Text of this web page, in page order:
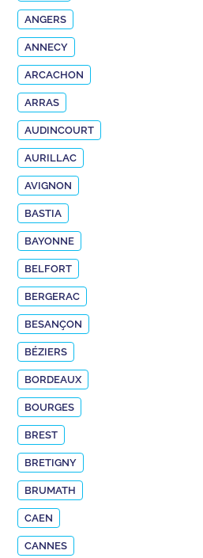
ANGERS
ANNECY
ARCACHON
ARRAS
AUDINCOURT
AURILLAC
AVIGNON
BASTIA
BAYONNE
BELFORT
BERGERAC
BESANÇON
BÉZIERS
BORDEAUX
BOURGES
BREST
BRETIGNY
BRUMATH
CAEN
CANNES